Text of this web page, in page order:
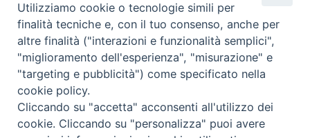
Regione ecclesiastica Puglia
Via Beltrani, 9
76125 Trani BT
Centralino Tel. 0883 494211
Cancelleria Tel. 0883 494204
Utilizziamo cookie o tecnologie simili per
finalità tecniche e, con il tuo consenso, anche per
altre finalità ("interazioni e funzionalità semplici",
"miglioramento dell'esperienza", "misurazione" e
"targeting e pubblicità") come specificato nella
cookie policy.
Cliccando su "accetta" acconsenti all'utilizzo dei
cookie. Cliccando su "personalizza" puoi avere